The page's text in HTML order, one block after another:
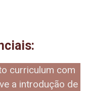
curriculum com
a introdução de